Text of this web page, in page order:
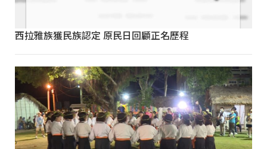
西拉雅族獲民族認定 原民日回顧正名歷程